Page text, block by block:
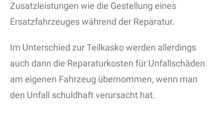
Zusatzleistungen wie die Gestellung eines
Ersatzfahrzeuges während der Reparatur.
Im Unterschied zur Teilkasko werden allerdings
auch dann die Reparaturkosten für Unfallschäden
am eigenen Fahrzeug übernommen, wenn man
den Unfall schuldhaft verursacht hat.